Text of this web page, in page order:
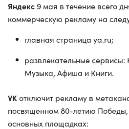
Яндекс 9 мая в течение всего
коммерческую рекламу на
главная страница ya.ru;
развлекательные сервисы:
Музыка, Афиша и Книги.
VK отключит рекламу в
посвященном 80-летию Победы,
основных площадках: